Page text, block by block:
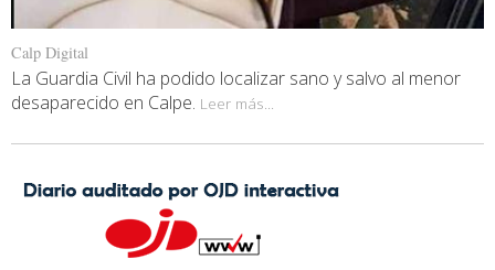
Calp Digital
La Guardia Civil ha podido localizar sano y salvo al menor
desaparecido en Calpe. Leer más...